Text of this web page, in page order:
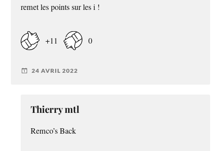
remet les points sur les i !
+11 0
24 AVRIL 2022
Thierry mtl
Remco’s Back